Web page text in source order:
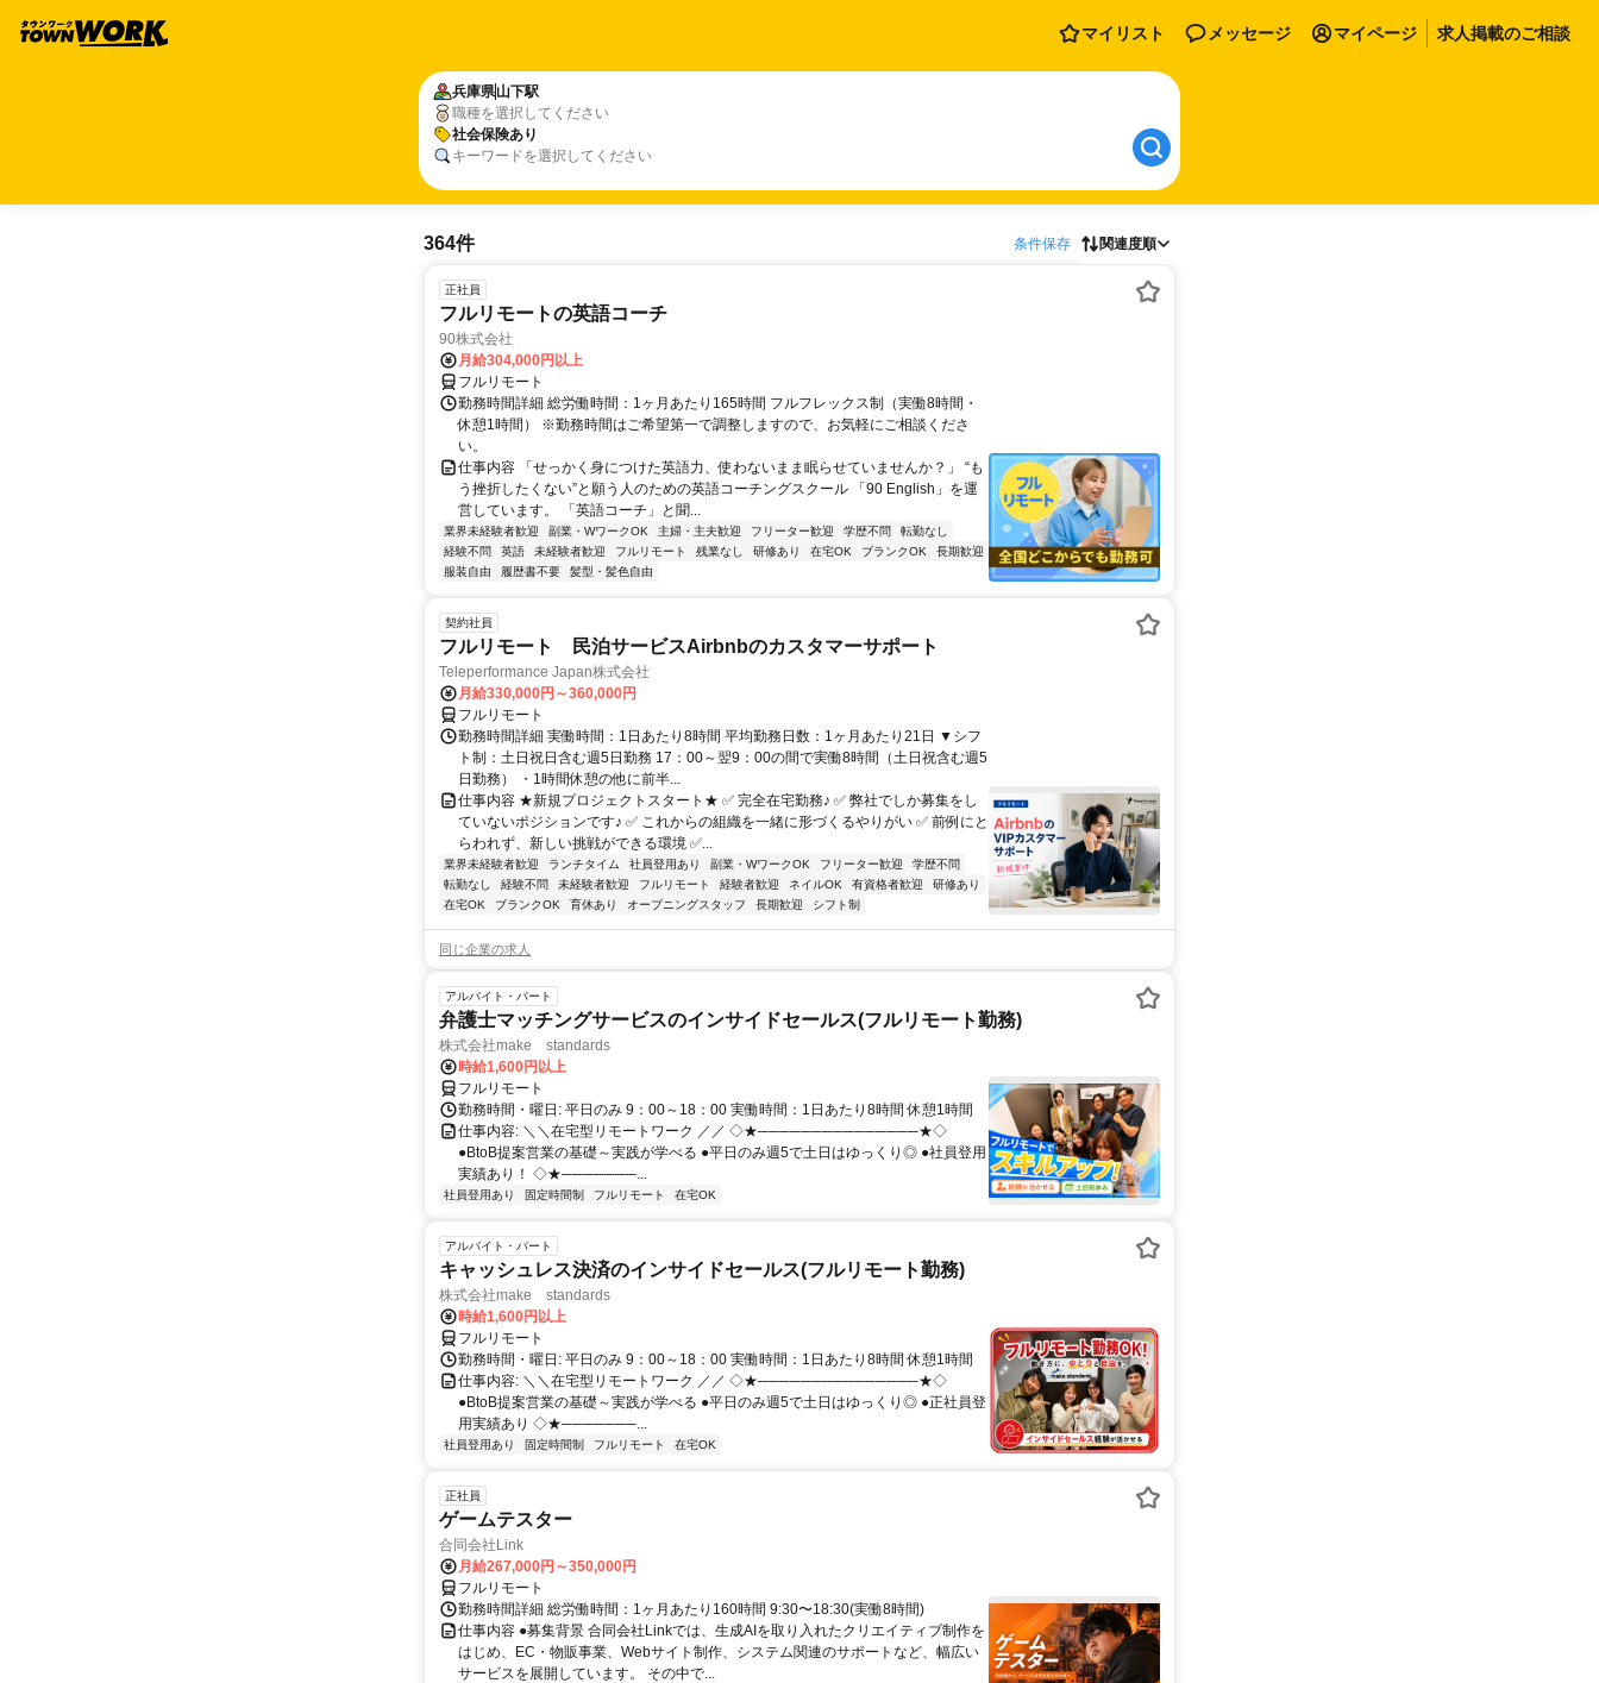
マイリスト メッセージ マイページ 求人掲載のご相談
兵庫県山下駅
職種を選択してください
社会保険あり
キーワードを選択してください
364件 条件保存 関連度順
正社員
フルリモートの英語コーチ
90株式会社
月給304,000円以上
フルリモート
勤務時間詳細 総労働時間：1ヶ月あたり165時間 フルフレックス制（実働8時間・
休憩1時間） ※勤務時間はご希望第一で調整しますので、お気軽にご相談くださ
い。
仕事内容 「せっかく身につけた英語力、使わないまま眠らせていませんか？」 “も
う挫折したくない”と願う人のための英語コーチングスクール 「90 English」を運
営しています。 「英語コーチ」と聞...
業界未経験者歓迎 副業・WワークOK 主婦・主夫歓迎 フリーター歓迎 学歴不問
転勤なし
経験不問
英語 未経験者歓迎 フルリモート 残業なし 研修あり 在宅OK ブランクOK
長期歓迎
服装自由
履歴書不要 髪型・髪色自由
契約社員
フルリモート 民泊サービスAirbnbのカスタマーサポート
Teleperformance Japan株式会社
月給330,000円～360,000円
フルリモート
勤務時間詳細 実働時間：1日あたり8時間 平均勤務日数：1ヶ月あたり21日 ▼シフ
ト制：土日祝日含む週5日勤務 17：00～翌9：00の間で実働8時間（土日祝含む週5
日勤務） ・1時間休憩の他に前半...
仕事内容 ★新規プロジェクトスタート★ ✅ 完全在宅勤務♪ ✅ 弊社でしか募集をし
ていないポジションです♪ ✅ これからの組織を一緒に形づくるやりがい ✅ 前例にと
らわれず、新しい挑戦ができる環境 ✅...
業界未経験者歓迎 ランチタイム 社員登用あり 副業・WワークOK フリーター歓迎
学歴不問
転勤なし
経験不問 未経験者歓迎 フルリモート 経験者歓迎 ネイルOK 有資格者歓迎
研修あり
在宅OK
ブランクOK 育休あり オープニングスタッフ 長期歓迎 シフト制
同じ企業の求人
アルバイト・パート
弁護士マッチングサービスのインサイドセールス(フルリモート勤務)
株式会社make standards
時給1,600円以上
フルリモート
勤務時間・曜日: 平日のみ 9：00～18：00 実働時間：1日あたり8時間 休憩1時間
仕事内容: ＼＼在宅型リモートワーク ／／ ◇★───────────────★◇
●BtoB提案営業の基礎～実践が学べる ●平日のみ週5で土日はゆっくり◎ ●社員登用
実績あり！ ◇★───────...
社員登用あり 固定時間制 フルリモート 在宅OK
アルバイト・パート
キャッシュレス決済のインサイドセールス(フルリモート勤務)
株式会社make standards
時給1,600円以上
フルリモート
勤務時間・曜日: 平日のみ 9：00～18：00 実働時間：1日あたり8時間 休憩1時間
仕事内容: ＼＼在宅型リモートワーク ／／ ◇★───────────────★◇
●BtoB提案営業の基礎～実践が学べる ●平日のみ週5で土日はゆっくり◎ ●正社員登
用実績あり ◇★───────...
社員登用あり 固定時間制 フルリモート 在宅OK
正社員
ゲームテスター
合同会社Link
月給267,000円～350,000円
フルリモート
勤務時間詳細 総労働時間：1ヶ月あたり160時間 9:30〜18:30(実働8時間)
仕事内容 ●募集背景 合同会社Linkでは、生成AIを取り入れたクリエイティブ制作を
はじめ、EC・物販事業、Webサイト制作、システム関連のサポートなど、幅広い
サービスを展開しています。 その中で...